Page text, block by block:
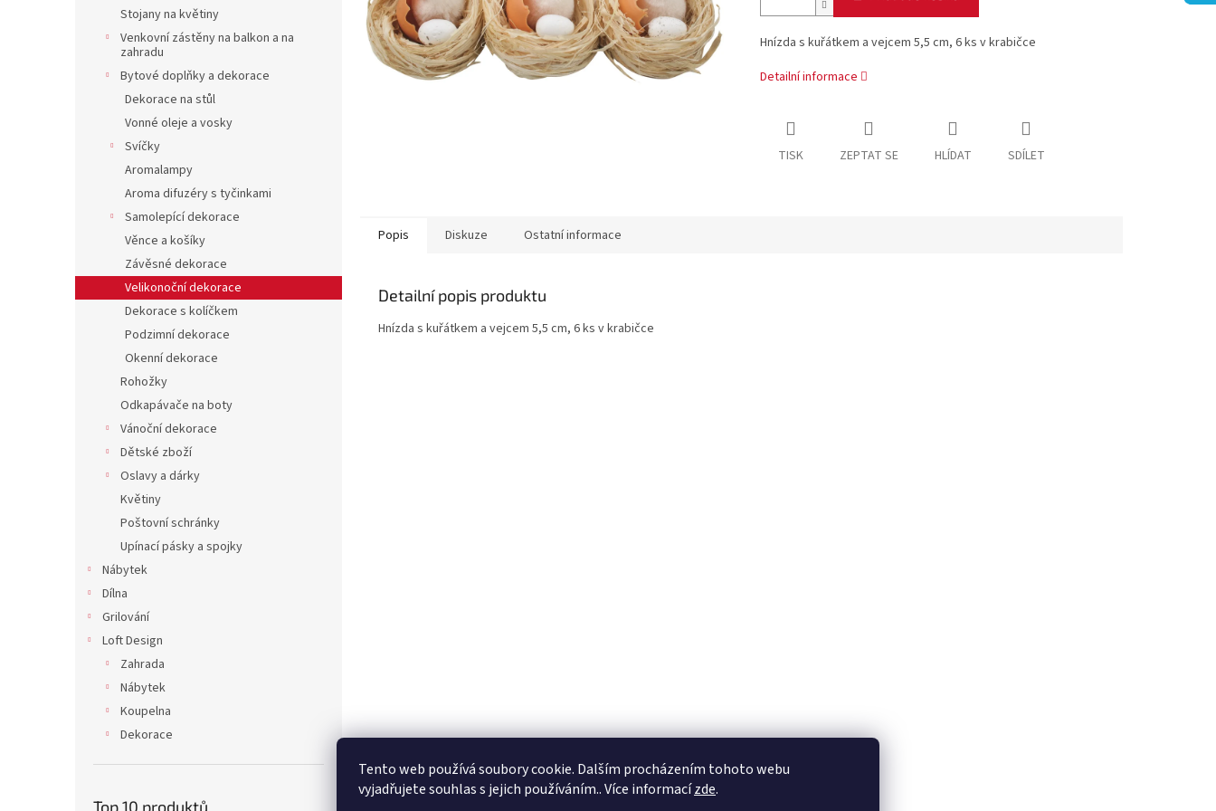
Tento web používá soubory cookie. Dalším procházením tohoto webu
vyjadřujete souhlas s jejich používáním.. Více informacízde.
Stojany na květiny
Venkovní zástěny na balkon a na
zahradu
Bytové doplňky a dekorace
Dekorace na stůl
Vonné oleje a vosky
Svíčky
Aromalampy
Aroma difuzéry s tyčinkami
Samolepící dekorace
Věnce a košíky
Závěsné dekorace
Velikonoční dekorace
Dekorace s kolíčkem
Podzimní dekorace
Okenní dekorace
Rohožky
Odkapávače na boty
Vánoční dekorace
Dětské zboží
Oslavy a dárky
Květiny
Poštovní schránky
Upínací pásky a spojky
Nábytek
Dílna
Grilování
Loft Design
Zahrada
Nábytek
Koupelna
Dekorace
Top 10 produktů
Hnízda s kuřátkem a vejcem 5,5 cm, 6 ks v krabičce
Detailní informace
TISK ZEPTAT SE HLÍDAT SDÍLET
Popis Diskuze Ostatní informace
Detailní popis produktu
Hnízda s kuřátkem a vejcem 5,5 cm, 6 ks v krabičce